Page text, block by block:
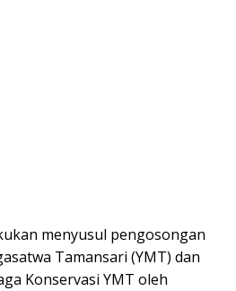
menyusul pengosongan
Tamansari (YMT) dan
Konservasi YMT oleh